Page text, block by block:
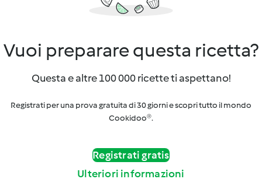
Vuoi preparare questa ricetta?
Questa e altre 100 000 ricette ti aspettano!
Registrati per una prova gratuita di 30 giorni e scopri tutto il mondo
Cookidoo®.
Registrati gratis
Ulteriori informazioni